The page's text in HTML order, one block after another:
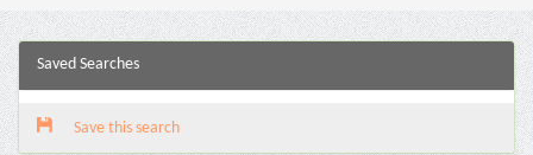
Saved Searches
Save this search